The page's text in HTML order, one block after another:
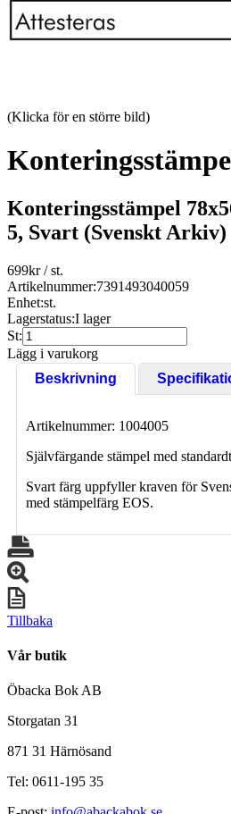
(Klicka för en större bild)
Konteringsstämpel
5, Svart (Svenskt Arkiv)
699kr/ st.
Artikelnummer:7391493040059
Enhet:st.
Lagerstatus:I lager
St:
Lägg i varukorg
Beskrivning
Artikelnummer: 1004005
Självfärgande stämpel med
Svart färg uppfyller kraven för
med stämpelfärg EOS.
Tillbaka
Vår butik
Öbacka Bok AB
Storgatan 31
871 31 Härnösand
Tel: 0611-195 35